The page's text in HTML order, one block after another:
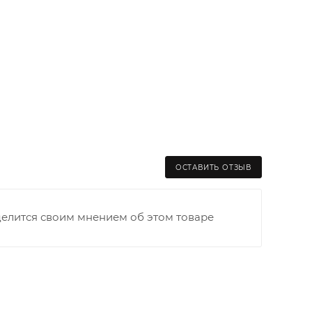
ОСТАВИТЬ ОТЗЫВ
своим мнением об этом товаре